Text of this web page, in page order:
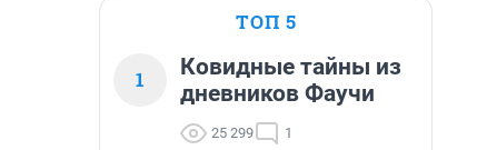
ТОП 5
1
Ковидные тайны из
дневников Фаучи
25 299 1